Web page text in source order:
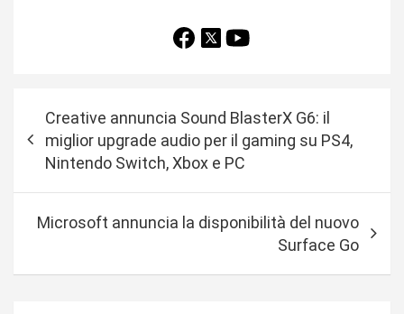
i
z
Creative annuncia Sound BlasterX G6: il
miglior upgrade audio per il gaming su PS4,
Nintendo Switch, Xbox e PC
Microsoft annuncia la disponibilità del nuovo
Surface Go